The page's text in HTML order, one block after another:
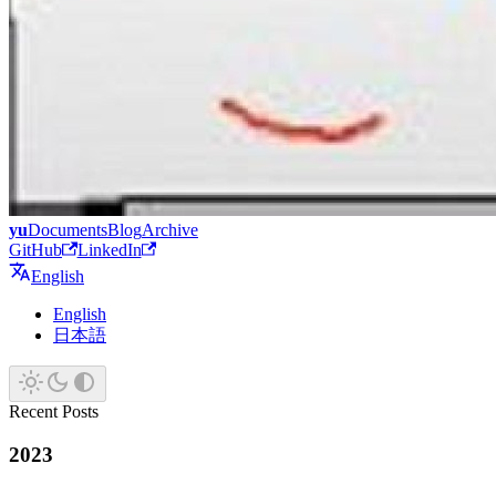
yuDocumentsBlogArchive
GitHub
LinkedIn
English
English
日本語
Recent Posts
2023